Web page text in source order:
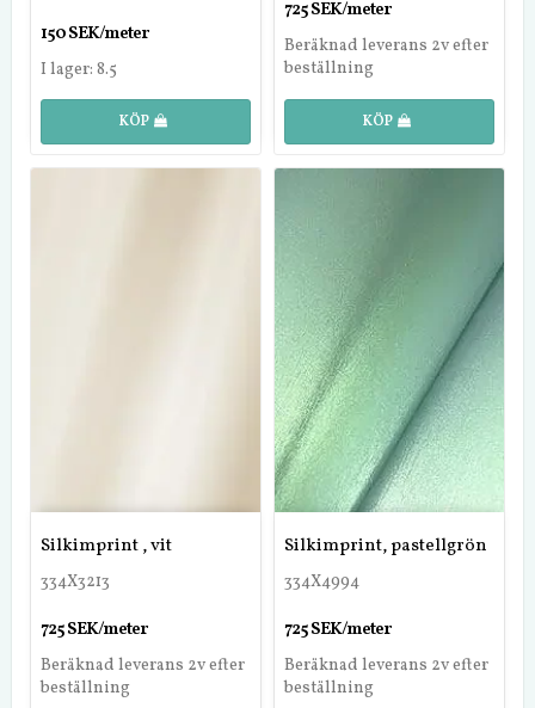
150 SEK/meter
I lager: 8.5
KÖP
725 SEK/meter
Beräknad leverans 2v efter
beställning
KÖP
Silkimprint , vit
334X3213
725 SEK/meter
Beräknad leverans 2v efter
beställning
Silkimprint, pastellgrön
334X4994
725 SEK/meter
Beräknad leverans 2v efter
beställning